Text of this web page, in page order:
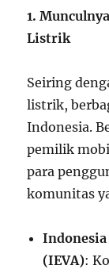
1.
Listrik
Seiring
listrik,
Indonesia.
pemilik
para
komunitas
(IEVA):